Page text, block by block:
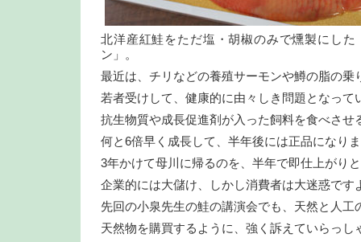
北洋産紅鮭をただ塩・胡椒のみで燻製にした
ン」。
最近は、チリなどの養殖サーモンや鱒の脂の乗
若者受けして、健康的に由々しき問題となって
抗生物質や成長促進剤が入った飼料を食べさせ
何と6倍早く成長して、半年後には正品になり
3年かけて母川に帰るのを、半年で即仕上がり
企業的には大儲け、しかし消費者は大迷惑です
先回の小泉先生の鮭の講演会でも、天然と人工
天然物を購買するように、強く訴えていらっし